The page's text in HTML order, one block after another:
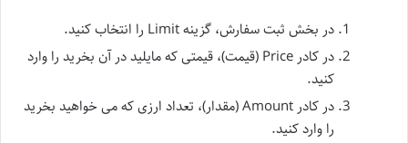
در بخش ثبت سفارش، گزینه Limit را انتخاب کنید.
در کادر Price (قیمت)، قیمتی که مایلید در آن بخرید را وارد
کنید.
در کادر Amount (مقدار)، تعداد ارزی که می خواهید بخرید
را وارد کنید.